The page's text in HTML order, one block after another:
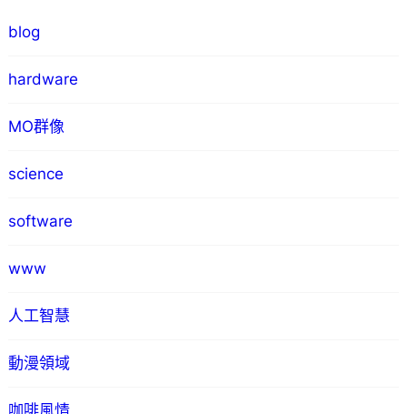
blog
hardware
MO群像
science
software
www
人工智慧
動漫領域